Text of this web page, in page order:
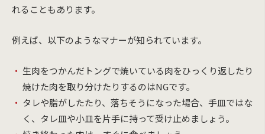
れることもあります。
例えば、以下のようなマナーが知られています。
生肉をつかんだトングで焼いている肉をひっくり返したり
焼けた肉を取り分けたりするのはNGです。
タレや脂がしたたり、落ちそうになった場合、手皿ではな
く、タレ皿や小皿を片手に持って受け止めましょう。